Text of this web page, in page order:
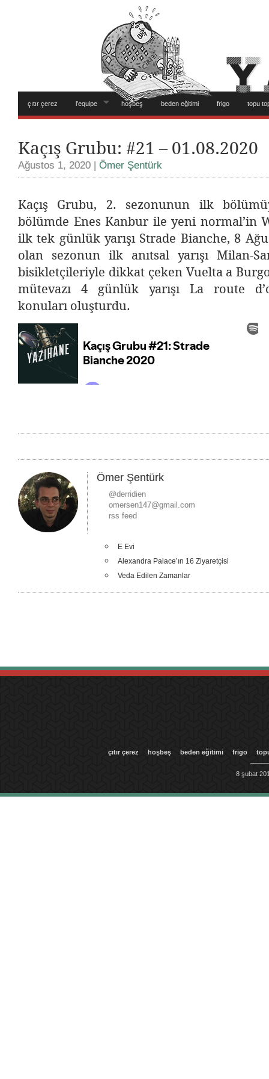
çıtır çerez l’equipe hoşbeş beden eğitimi frigo topu
Kaçış Grubu: #21 – 01.08.2020
Ağustos 1, 2020 | Ömer Şentürk
Kaçış Grubu, 2. sezonunun ilk
bölümde Enes Kanbur ile yeni normal’in
ilk tek günlük yarışı Strade Bianche, 8
olan sezonun ilk anıtsal yarışı Milan-
bisikletçileriyle dikkat çeken Vuelta a
mütevazı 4 günlük yarışı La route
konuları oluşturdu.
Ömer Şentürk
@derridien
omersen147@gmail.com
rss feed
E Evi
Alexandra Palace’ın 16 Ziyaretçisi
Veda Edilen Zamanlar
çıtır çerez hoşbeş beden eğitimi frigo
8 şubat